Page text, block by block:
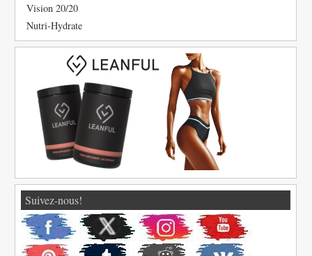
Vision 20/20
Nutri-Hydrate
Suivez-nous!